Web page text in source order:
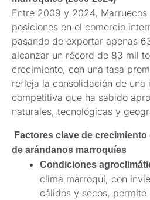
Entre 2009 y 2024, Marruecos
posiciones en el comercio
pasando de exportar apenas
alcanzar un récord de 83 mil
crecimiento, con una tasa
refleja la consolidación de
competitiva que ha sabido
naturales, tecnológicas y
Factores clave de
de arándanos marroquíes
Condiciones
clima marroquí, con
cálidos y secos,